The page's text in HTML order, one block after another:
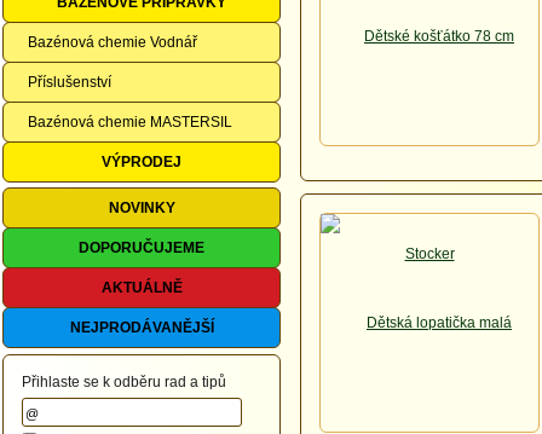
Bazénová chemie Vodnář
Příslušenství
Bazénová chemie MASTERSIL
VÝPRODEJ
NOVINKY
DOPORUČUJEME
AKTUÁLNĚ
NEJPRODÁVANĚJŠÍ
Přihlaste se k odběru rad a tipů